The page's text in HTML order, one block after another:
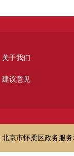
关于我们
建议意见
北京市怀柔区政务服